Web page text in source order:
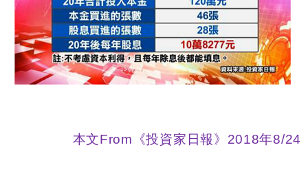
本文From《投資家日報》2018年8/24